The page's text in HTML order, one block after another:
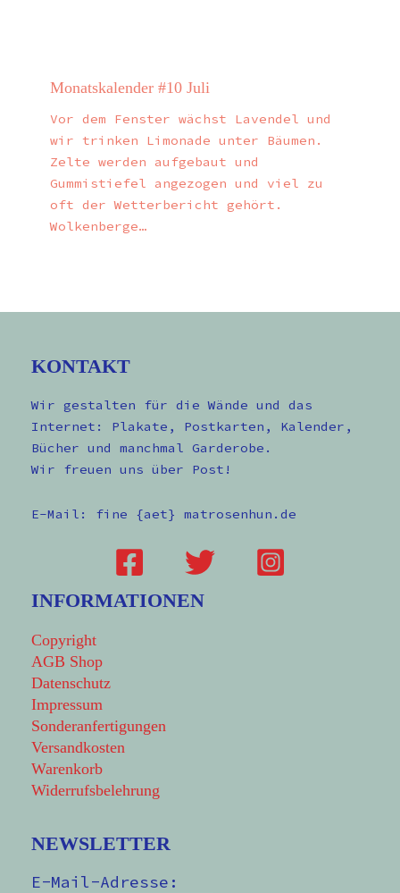
Monatskalender #10 Juli
Vor dem Fenster wächst Lavendel und
wir trinken Limonade unter Bäumen.
Zelte werden aufgebaut und
Gummistiefel angezogen und viel zu
oft der Wetterbericht gehört.
Wolkenberge…
KONTAKT
Wir gestalten für die Wände und das
Internet: Plakate, Postkarten, Kalender,
Bücher und manchmal Garderobe.
Wir freuen uns über Post!
E-Mail: fine {aet} matrosenhun.de
INFORMATIONEN
Copyright
AGB Shop
Datenschutz
Impressum
Sonderanfertigungen
Versandkosten
Warenkorb
Widerrufsbelehrung
NEWSLETTER
E-Mail-Adresse: